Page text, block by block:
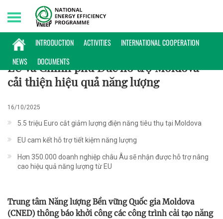
INTRODUCTION ACTIVITIES
INTERNATIONAL COOPERATION
NEWS
DOCUMENTS
Saturday, 08/08/2026 | 21:08 GMT+7
PHỔ BIẾN KIẾN THỨC
EU và Chính phủ Đức hỗ trợ Moldova
cải thiện hiệu quả năng lượng
16/10/2025
5.5 triệu Euro cắt giảm lượng điện năng tiêu thụ tại Moldova
EU cam kết hỗ trợ tiết kiệm năng lượng
Hơn 350.000 doanh nghiệp châu Âu sẽ nhận được hỗ trợ nâng
cao hiệu quả năng lượng từ EU
Trung tâm Năng lượng Bền vững Quốc gia Moldova
(CNED) thông báo khởi công các công trình cải tạo năng